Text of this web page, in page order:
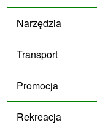
Narzędzia
Transport
Promocja
Rekreacja